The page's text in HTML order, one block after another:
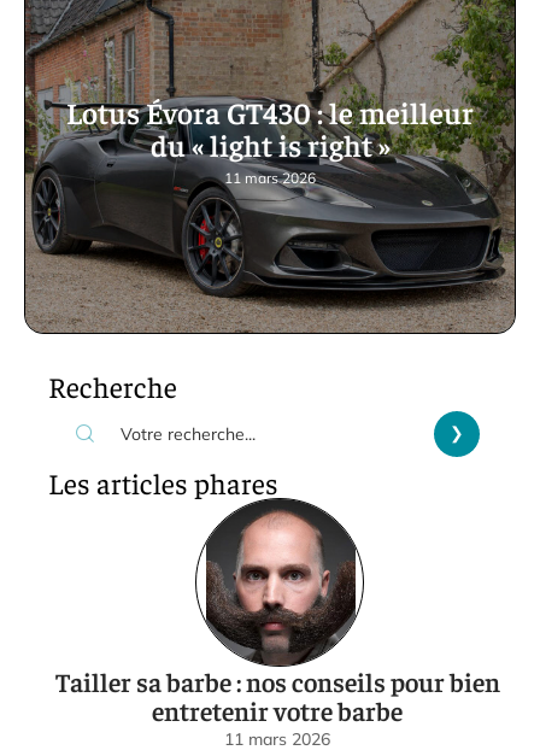
Lotus Évora GT430 : le meilleur
du « light is right »
11 mars 2026
Recherche
Les articles phares
Tailler sa barbe : nos conseils pour bien
entretenir votre barbe
11 mars 2026